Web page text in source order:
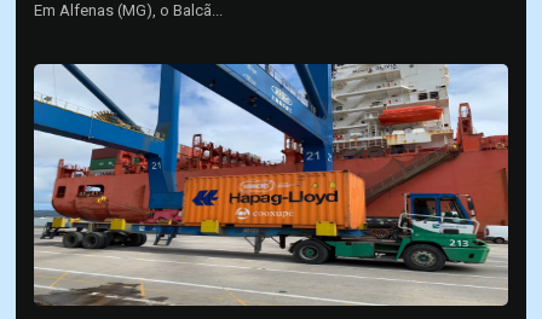
Em Alfenas (MG), o Balcã...